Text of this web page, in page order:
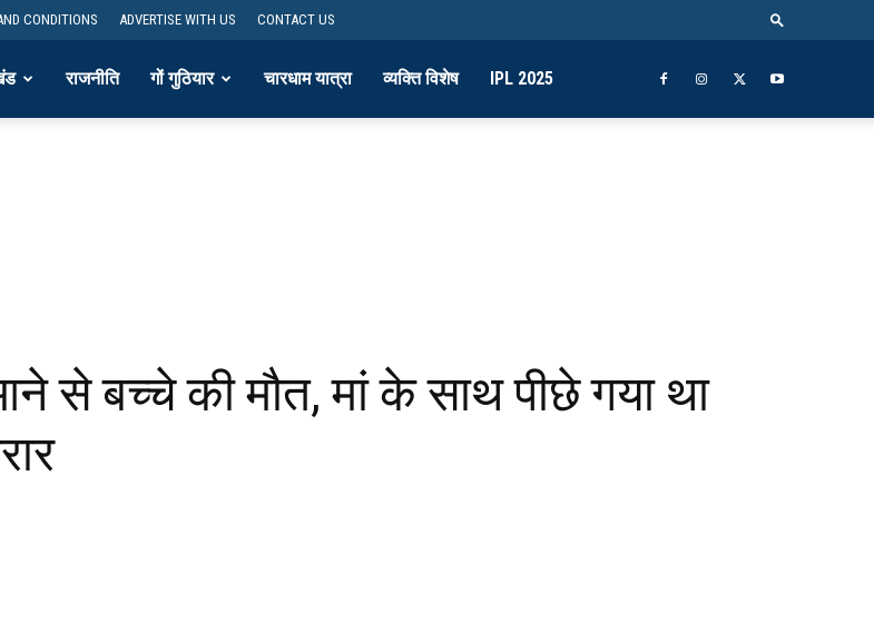
CONDITIONS ADVERTISE WITH US CONTACT US
राजनीति गों गुठियार चारधाम यात्रा व्यक्ति विशेष IPL 2025
बच्चे की मौत, मां के साथ पीछे गया था